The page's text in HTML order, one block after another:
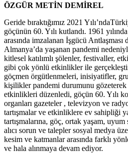
ÖZGÜR METİN DEMİREL
Geride bıraktığımız 2021
göçünün 60. Yılı kutlandı. 1961
arasında imzalanan İşgücü
Almanya’da yaşanan pandemi
kitlesel katılımlı şölenler, festivaller,
gibi çok yönlü etkinlikler ile
göçmen örgütlenmeleri, inisiyatifler,
kişilikler pandemi durumunu gözeterek
etkinlikleri düzenledi, göçün 60. Yılı
organları gazeteler , televizyon ve
tartışmalar ve etkinliklere ev sahipliği
tartışmalarına, göç, ortak yaşam,
alıcı sorun ve talepler sosyal medya
kesim ve katmanlar arasında farklı
ve hala alınmaya devam ediyor.